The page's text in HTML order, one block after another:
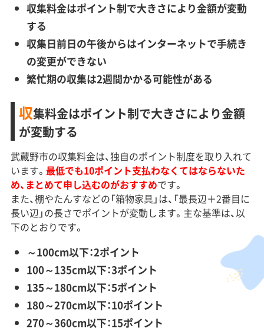
収集料金はポイント制で大きさにより金額が変動
する
収集日前日の午後からはインターネットで手続き
の変更ができない
繁忙期の収集は2週間かかる可能性がある
収集料金はポイント制で大きさにより金額
が変動する
武蔵野市の収集料金は、独自のポイント制度を取り入れて
います。 最低でも10ポイント支払わなくてはならないた
め、まとめて申し込むのがおすすめです。
また、棚やたんすなどの「箱物家具」は、「最長辺＋2番目に
長い辺」の長さでポイントが変動します。主な基準は、以
下のとおりです。
～100cm以下：2ポイント
100～135cm以下：3ポイント
135～180cm以下：5ポイント
180～270cm以下：10ポイント
270～360cm以下：15ポイント